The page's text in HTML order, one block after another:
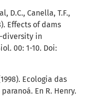
D.C., Canella, T.F.,
Effects of dams
diversity in
00: 1-10. Doi:
Ecologia das
En R. Henry.